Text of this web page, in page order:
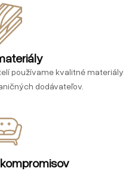
používame kvalitné materiály
dodávateľov.